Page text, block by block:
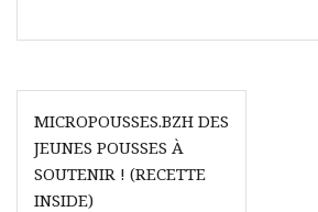
Navigation
de
l’article
MICROPOUSSES.BZH DES
JEUNES POUSSES À
SOUTENIR ! (RECETTE
INSIDE)